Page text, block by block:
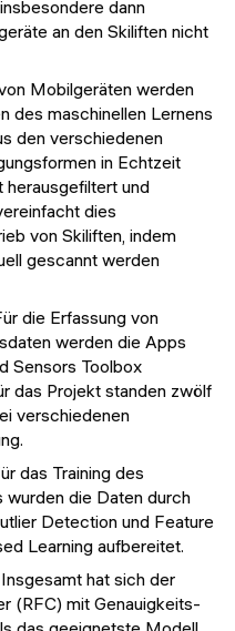
dann
an den Skiliften nicht
Mobilgeräten werden
des maschinellen Lernens
den verschiedenen
in Echtzeit
herausgefiltert und
dies
von Skiliften, indem
gescannt werden
die Erfassung von
werden die Apps
Sensors Toolbox
das Projekt standen zwölf
verschiedenen
das Training des
die Daten durch
Detection und Feature
Learning aufbereitet.
Insgesamt hat sich der
(RFC) mit Genauigkeits-